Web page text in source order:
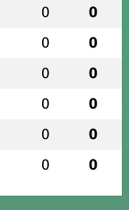
0 0
0 0
0 0
0 0
0 0
0 0